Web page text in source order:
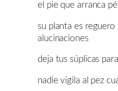
el pie que arranca
su planta es reguero
alucinaciones
deja tus súplicas
nadie vigila al pez